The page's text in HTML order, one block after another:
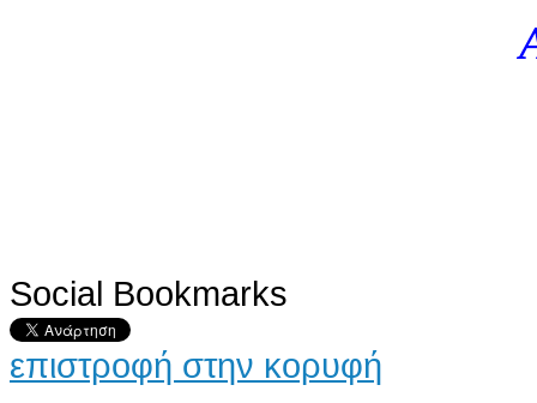
Social Bookmarks
επιστροφή στην κορυφή